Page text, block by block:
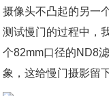
摄像头不凸起的另一
测试慢门的过程中，
个82mm口径的ND8
象，这给慢门摄影留